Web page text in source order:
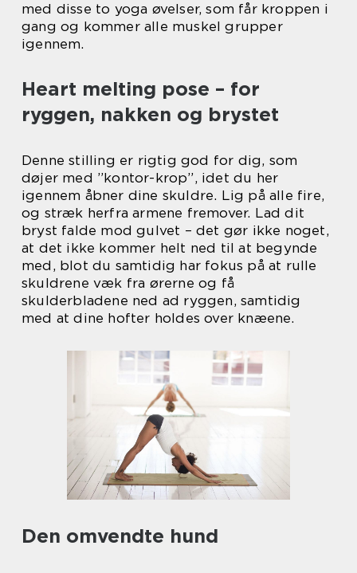
med disse to yoga øvelser, som får kroppen i
gang og kommer alle muskel grupper
igennem.
Heart melting pose – for
ryggen, nakken og brystet
Denne stilling er rigtig god for dig, som
døjer med ”kontor-krop”, idet du her
igennem åbner dine skuldre. Lig på alle fire,
og stræk herfra armene fremover. Lad dit
bryst falde mod gulvet – det gør ikke noget,
at det ikke kommer helt ned til at begynde
med, blot du samtidig har fokus på at rulle
skuldrene væk fra ørerne og få
skulderbladene ned ad ryggen, samtidig
med at dine hofter holdes over knæene.
Den omvendte hund